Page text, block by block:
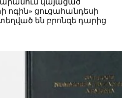
կայացած
ցուցահանդեսի
են բրոնզե դարից